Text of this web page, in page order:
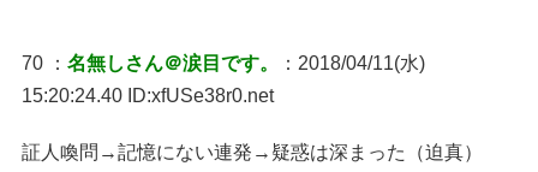
70 ： 名無しさん＠涙目です。
：2018/04/11(水)
15:20:24.40 ID:xfUSe38r0.net
証人喚問→記憶にない連発→疑惑は深まった（迫真）